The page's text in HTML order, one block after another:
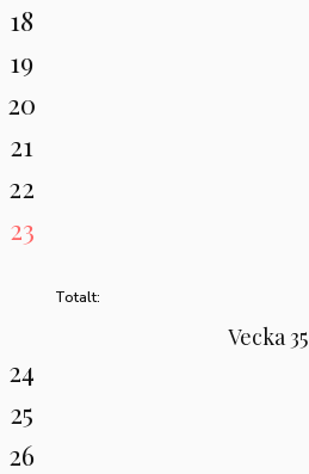
18
19
20
21
22
23
Totalt:
Vecka 35
24
25
26